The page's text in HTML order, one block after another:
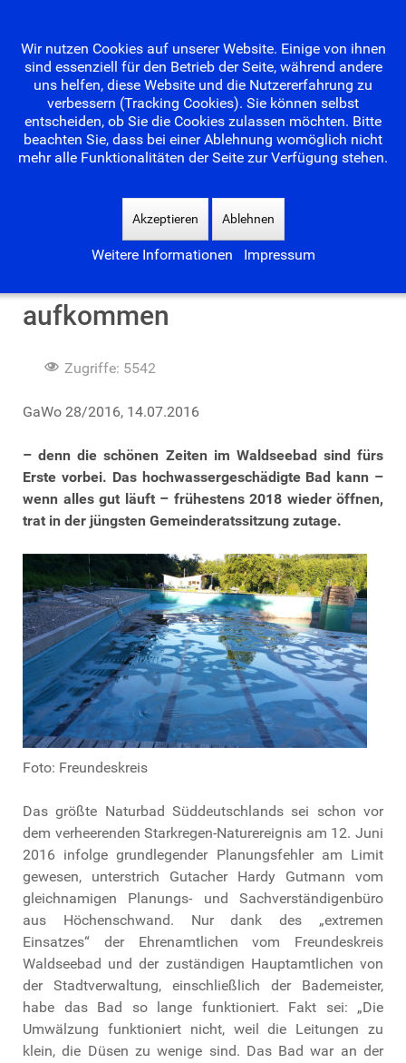
Suchen
aufkommen
Zugriffe: 5542
GaWo 28/2016, 14.07.2016
– denn die schönen Zeiten im Waldseebad sind fürs
Erste vorbei. Das hochwassergeschädigte Bad kann –
wenn alles gut läuft – frühestens 2018 wieder öffnen,
trat in der jüngsten Gemeinderatssitzung zutage.
Foto: Freundeskreis
Das größte Naturbad Süddeutschlands sei schon vor
dem verheerenden Starkregen-Naturereignis am 12. Juni
2016 infolge grundlegender Planungsfehler am Limit
gewesen, unterstrich Gutacher Hardy Gutmann vom
gleichnamigen Planungs- und Sachverständigenbüro
aus Höchenschwand. Nur dank des „extremen
Einsatzes“ der Ehrenamtlichen vom Freundeskreis
Waldseebad und der zuständigen Hauptamtlichen von
der Stadtverwaltung, einschließlich der Bademeister,
habe das Bad so lange funktioniert. Fakt sei: „Die
Umwälzung funktioniert nicht, weil die Leitungen zu
klein, die Düsen zu wenige sind. Das Bad war an der
Wir nutzen Cookies auf unserer Website. Einige von ihnen
sind essenziell für den Betrieb der Seite, während andere
uns helfen, diese Website und die Nutzererfahrung zu
verbessern (Tracking Cookies). Sie können selbst
entscheiden, ob Sie die Cookies zulassen möchten. Bitte
beachten Sie, dass bei einer Ablehnung womöglich nicht
mehr alle Funktionalitäten der Seite zur Verfügung stehen.
Akzeptieren Ablehnen
Weitere Informationen Impressum